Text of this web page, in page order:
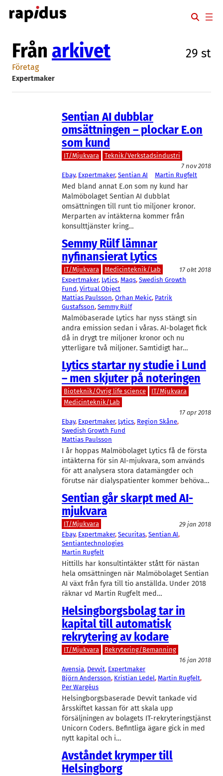
Hoppa
till
Från arkivet 29 st
Företag
Expertmaker
Sentian AI dubblar
omsättningen – plockar E.on
som kund
IT/Mjukvara
Teknik/Verkstadsindustri
7 nov 2018
Ebay, Expertmaker, Sentian AI Martin Rugfelt
Med bland annat E.on som ny kund har
Malmöbolaget Sentian AI dubblat
omsättningen till runt tio miljoner kronor.
Merparten av intäkterna kommer från
konsulttjänster kring…
Semmy Rülf lämnar
nyfinansierat Lytics
IT/Mjukvara Medicinteknik/Lab
17 okt 2018
Expertmaker, Lytics, Maqs, Swedish Growth
Fund, Virtual Object
Mattias Paulsson, Orhan Mekic, Patrik
Gustafsson, Semmy Rülf
Malmöbaserade Lytics har nyss stängt sin
andra emission sedan i våras. AI-bolaget fick
då in drygt tre miljoner kronor och nu
ytterligare två miljoner. Samtidigt har…
Lytics startar ny studie i Lund
– men skjuter på noteringen
Bioteknik/Övrig life science
IT/Mjukvara
Medicinteknik/Lab
17 apr 2018
Ebay, Expertmaker, Lytics, Region Skåne
Swedish Growth Fund
Mattias Paulsson
I år hoppas Malmöbolaget Lytics få de första
intäkterna för sin AI-mjukvara, som används
för att analysera stora datamängder och
förutse när dialyspatienter kommer behöva…
Sentian går skarpt med AI-
mjukvara
IT/Mjukvara
29 jan 2018
Ebay, Expertmaker, Securitas, Sentian AI
Sentiantechnologies
Martin Rugfelt
Hittills har konsultintäkter stått för nästan
hela omsättningen när Malmöbolaget Sentian
AI växt från fyra till tio anställda. Under 2018
räknar vd Martin Rugfelt med…
Helsingborgsbolag tar in
kapital till automatisk
rekrytering av kodare
IT/Mjukvara
Rekrytering/Bemanning
16 jan 2018
Avensia, Devvit, Expertmaker
Björn Andersson, Kristian Ledel, Martin Rugfelt
Per Wargéus
Helsingborgsbaserade Devvit tankade vid
årsskiftet kassan för att skala upp
försäljningen av bolagets IT-rekryteringstjänst
Unicorn Coders. Befintliga ägare gick in med
nytt kapital och i…
Avståndet krymper till
Helsingborg